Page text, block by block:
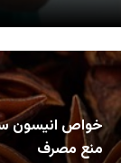
خواص انیسون
منع مصرف